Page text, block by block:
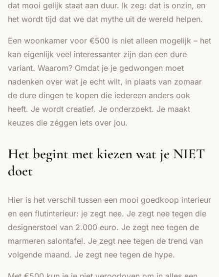
dat mooi gelijk staat aan duur. Ik zeg: dat is onzin, en
het wordt tijd dat we dat mythe uit de wereld helpen.
Een woonkamer voor €500 is niet alleen mogelijk – het
kan eigenlijk veel interessanter zijn dan een dure
variant. Waarom? Omdat je je gedwongen moet
nadenken over wat je echt wilt, in plaats van zomaar
de dure dingen te kopen die iedereen anders ook
heeft. Je wordt creatief. Je onderzoekt. Je maakt
keuzes die zéggen iets over jou.
Het begint met kiezen wat je NIET
doet
Hier is het verschil tussen een mooi goedkoop interieur
en een flutinterieur: je zegt nee. Je zegt nee tegen die
designerstoel van 2.000 euro. Je zegt nee tegen de
marmeren salontafel. Je zegt nee tegen de trend van
volgende maand. Je zegt nee tegen de hype.